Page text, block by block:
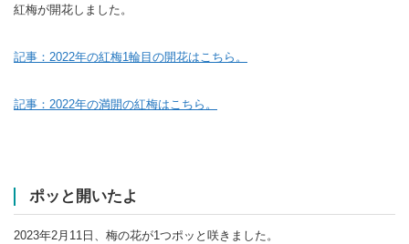
紅梅が開花しました。
記事：2022年の紅梅1輪目の開花はこちら。
記事：2022年の満開の紅梅はこちら。
ポッと開いたよ
2023年2月11日、梅の花が1つポッと咲きました。